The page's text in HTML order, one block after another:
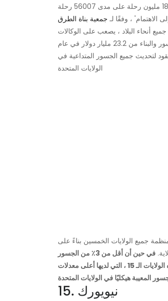
الاهتمام' ، وفقًا لـ جمعية بناة الطرق
في جميع أنحاء البلاد ، يصعب على الوكالات
الحكومية مواكبة الإصلاحات اللازمة ، حتى مع زيادة مبلغ الأموال المخصصة لإصلاح الجسور والبناء من 23.2 مليار دولار في عام
الأمر ثلاثة عقود لتحديث جميع الجسور المتداعية في
الولايات المتحدة
جميع الولايات الخمسين بناءً على
في حين أن أقل من 3٪ من الجسور
في أريزونا وتكساس وفلوريدا ونيفادا في حالة سيئة ، لا يمكن قول الشيء نفسه عن هذه الولايات الـ 15 ، التي لديها أعلى معدلات
15. نيويورك